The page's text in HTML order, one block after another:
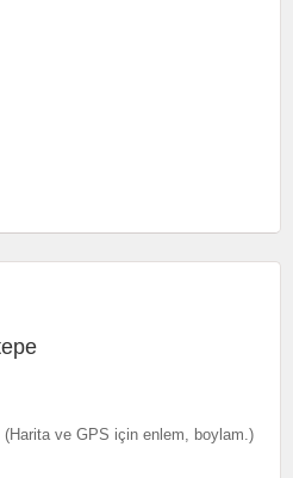
(Harita ve GPS için enlem, boylam.)